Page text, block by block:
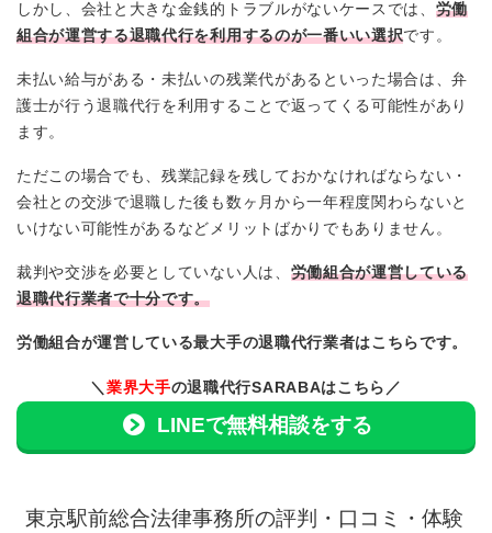
しかし、会社と大きな金銭的トラブルがないケースでは、 労働
組合が運営する退職代行を利用するのが一番いい選択です。
未払い給与がある・未払いの残業代があるといった場合は、弁
護士が行う退職代行を利用することで返ってくる可能性があり
ます。
ただこの場合でも、残業記録を残しておかなければならない・
会社との交渉で退職した後も数ヶ月から一年程度関わらないと
いけない可能性があるなどメリットばかりでもありません。
裁判や交渉を必要としていない人は、 労働組合が運営している
退職代行業者で十分です。
労働組合が運営している最大手の退職代行業者はこちらです。
＼業界大手の退職代行SARABAはこちら／
LINEで無料相談をする
東京駅前総合法律事務所の評判・口コミ・体験